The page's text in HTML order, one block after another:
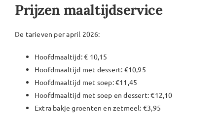
Prijzen maaltijdservice
De tarieven per april 2026:
Hoofdmaaltijd: € 10,15
Hoofdmaaltijd met dessert: €10,95
Hoofdmaaltijd met soep: €11,45
Hoofdmaaltijd met soep en dessert: €12,10
Extra bakje groenten en zetmeel: €3,95